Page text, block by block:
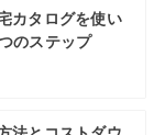
カタログを使い
のステップ